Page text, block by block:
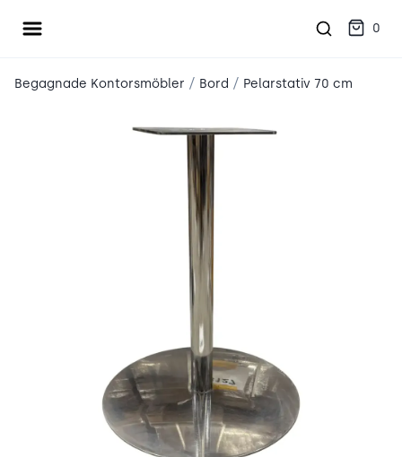
Öppna meny 0
Begagnade Kontorsmöbler / Bord / Pelarstativ 70 cm